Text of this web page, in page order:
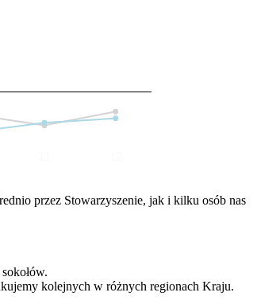
przez Stowarzyszenie, jak i kilku osób nas
kolejnych w różnych regionach Kraju.